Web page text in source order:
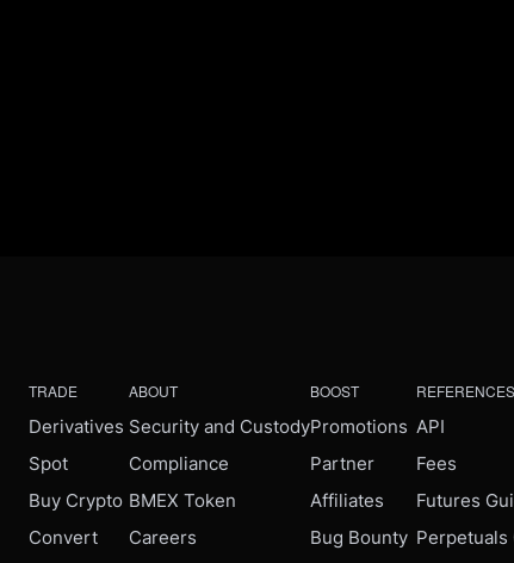
TRADE
Derivatives
Spot
Buy Crypto
Convert
ABOUT
Security and Custody
Compliance
BMEX Token
Careers
BOOST
Promotions
Partner
Affiliates
Bug Bounty
REFERENCES
API
Fees
Futures
Perpetuals